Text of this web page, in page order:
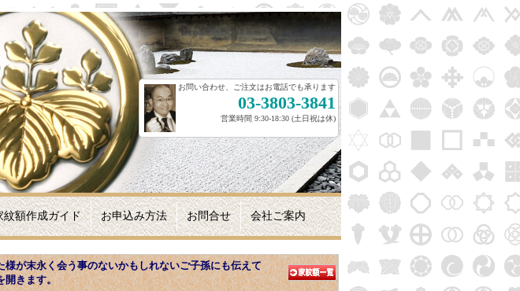
お問い合わせ、ご注文はお電話でも承ります
03-3803-3841
営業時間 9:30-18:30 (土日祝は休)
紋額作成ガイド お申込み方法 お問合せ 会社ご案内
が末永く会う事のないかもしれないご子孫にも伝えて
開きます。